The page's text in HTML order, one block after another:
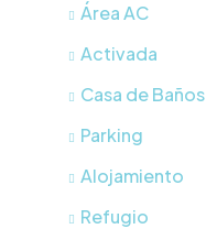
Área AC
Activada
Casa de Baños
Parking
Alojamiento
Refugio